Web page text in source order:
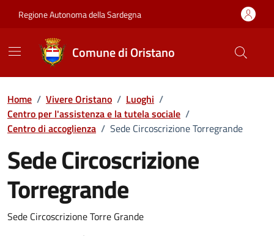
Regione Autonoma della Sardegna
Comune di Oristano
Home / Vivere Oristano / Luoghi /
Centro per l'assistenza e la tutela sociale /
Centro di accoglienza / Sede Circoscrizione Torregrande
Sede Circoscrizione
Torregrande
Dettaglio luogo
Sede Circoscrizione Torre Grande